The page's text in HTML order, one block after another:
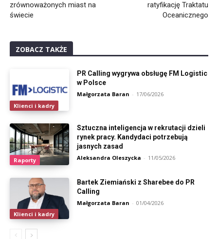
zrównoważonych miast na
świecie
ratyfikację Traktatu
Oceanicznego
ZOBACZ TAKŻE
Klienci i kadry
PR Calling wygrywa obsługę FM Logistic
w Polsce
Małgorzata Baran - 17/06/2026
Raporty
Sztuczna inteligencja w rekrutacji dzieli
rynek pracy. Kandydaci potrzebują
jasnych zasad
Aleksandra Oleszycka - 11/05/2026
Klienci i kadry
Bartek Ziemiański z Sharebee do PR
Calling
Małgorzata Baran - 01/04/2026